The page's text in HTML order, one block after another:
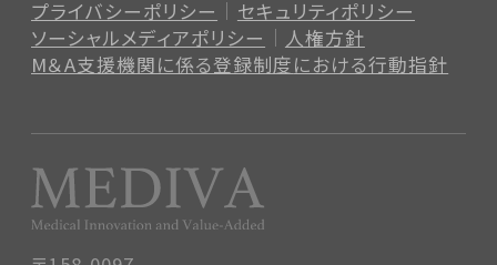
プライバシーポリシー
セキュリティポリシー
ソーシャルメディアポリシー
人権方針
M＆A支援機関に係る登録制度における行動指針